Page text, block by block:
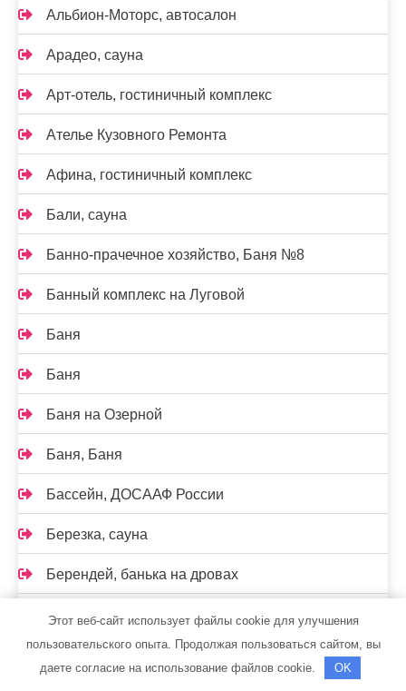
Альбион-Моторс, автосалон
Арадео, сауна
Арт-отель, гостиничный комплекс
Ателье Кузовного Ремонта
Афина, гостиничный комплекс
Бали, сауна
Банно-прачечное хозяйство, Баня №8
Банный комплекс на Луговой
Баня
Баня
Баня на Озерной
Баня, Баня
Бассейн, ДОСААФ России
Березка, сауна
Берендей, банька на дровах
Бузули, санаторий
Бульдозер, компания по продаже запасных
частей
Этот веб-сайт использует файлы cookie для улучшения
пользовательского опыта. Продолжая пользоваться сайтом, вы
даете согласие на использование файлов cookie.
OK